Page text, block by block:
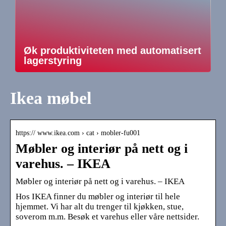
Øk produktiviteten med automatisert
lagerstyring
Ikea møbel
https:// www.ikea.com › cat › mobler-fu001
Møbler og interiør på nett og i
varehus. – IKEA
Møbler og interiør på nett og i varehus. – IKEA
Hos IKEA finner du møbler og interiør til hele
hjemmet. Vi har alt du trenger til kjøkken, stue,
soverom m.m. Besøk et varehus eller våre nettsider.